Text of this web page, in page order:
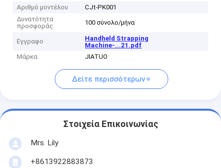
Αριθμό μοντέλου
CJt-PK001
Δυνατότητα
προσφοράς
100 σύνολο/μήνα
Εγγραφο
Handheld Strapping
Machine-...21.pdf
Μάρκα
JIATUO
Δείτε περισσότερων
Στοιχεία Επικοινωνίας
Mrs. Lily
+8613922883873